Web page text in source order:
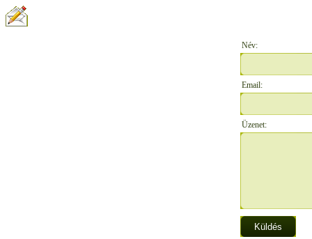
Név:
Email:
Üzenet: